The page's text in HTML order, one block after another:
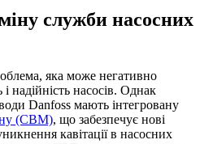
служби насосних
яка може негативно
надійність насосів. Однак
Danfoss мають інтегровану
(CBM), що забезпечує нові
кавітації в насосних